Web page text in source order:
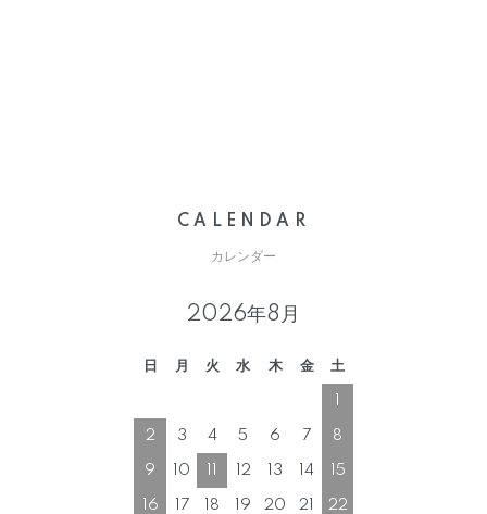
CALENDAR
カレンダー
2026年8月
日 月 火 水 木 金 土
2 3 4 5 6 7 8
9 10 12 13 14 15
16 17 18 19 20 21 22